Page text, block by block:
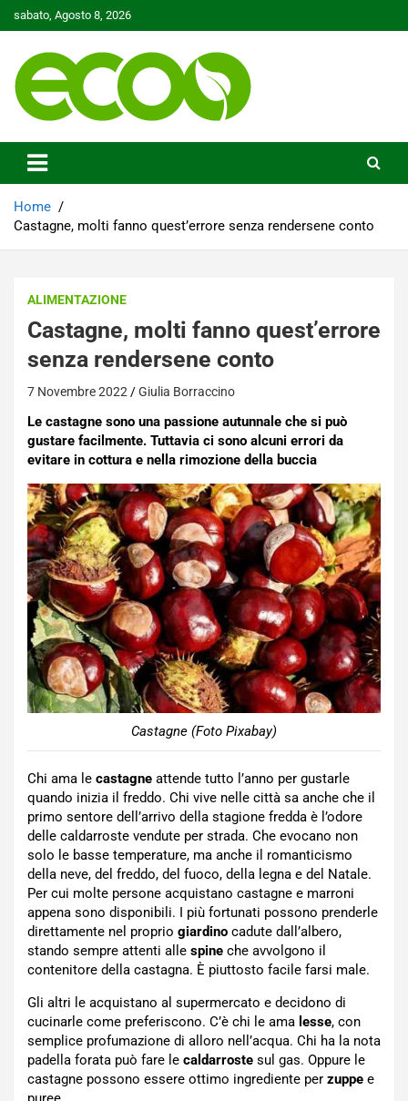
to
sabato, Agosto 8, 2026
Ecoo.it
Home
Castagne, molti fanno quest’errore senza rendersene conto
ALIMENTAZIONE
Castagne, molti fanno quest’errore
senza rendersene conto
7 Novembre 2022 Giulia Borraccino
Le castagne sono una passione autunnale che si può
gustare facilmente. Tuttavia ci sono alcuni errori da
evitare in cottura e nella rimozione della buccia
Castagne (Foto Pixabay)
Chi ama le castagne attende tutto l’anno per gustarle
quando inizia il freddo. Chi vive nelle città sa anche che il
primo sentore dell’arrivo della stagione fredda è l’odore
delle caldarroste vendute per strada. Che evocano non
solo le basse temperature, ma anche il romanticismo
della neve, del freddo, del fuoco, della legna e del Natale.
Per cui molte persone acquistano castagne e marroni
appena sono disponibili. I più fortunati possono prenderle
direttamente nel proprio giardino cadute dall’albero,
stando sempre attenti alle spine che avvolgono il
contenitore della castagna. È piuttosto facile farsi male.
Gli altri le acquistano al supermercato e decidono di
cucinarle come preferiscono. C’è chi le ama lesse, con
semplice profumazione di alloro nell’acqua. Chi ha la nota
padella forata può fare le caldarroste sul gas. Oppure le
castagne possono essere ottimo ingrediente per zuppe e